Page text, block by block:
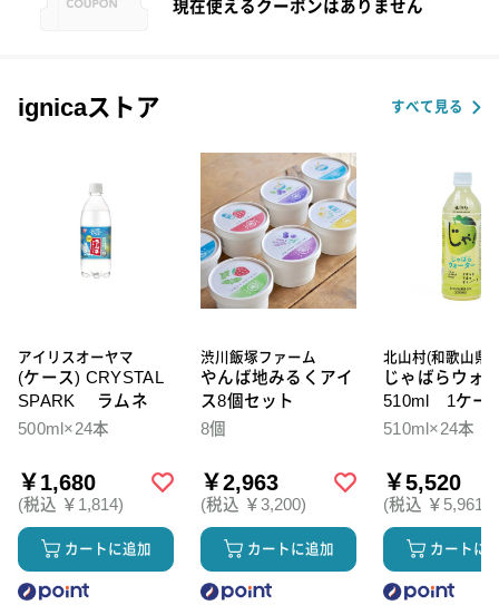
現在使えるクーポンはありません
ignicaストア すべて見る
アイリスオーヤマ
(ケース) CRYSTAL
SPARK ラムネ
500ml×24本
￥1,680
(税込 ￥1,814)
カートに追加
渋川飯塚ファーム
やんば地みるくアイ
ス8個セット
8個
￥2,963
(税込 ￥3,200)
カートに追加
北山村(和歌山県)
じゃばらウォ
510ml 1ケー
本入
510ml×24本
￥5,520
(税込 ￥5,961)
カートに